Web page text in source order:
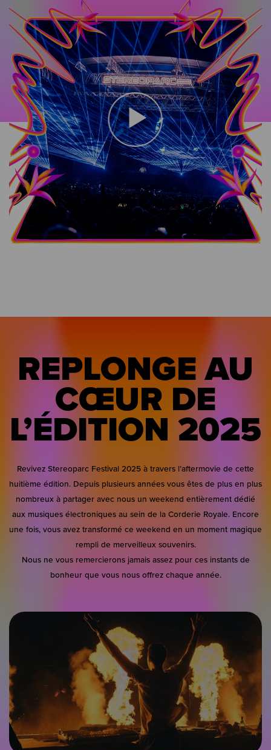
REPLONGE AU
CŒUR DE
L’ÉDITION 2025
Revivez Stereoparc Festival 2025 à travers l’aftermovie de cette
huitième édition. Depuis plusieurs années vous êtes de plus en plus
nombreux à partager avec nous un weekend entièrement dédié
aux musiques électroniques au sein de la Corderie Royale. Encore
une fois, vous avez transformé ce weekend en un moment magique
rempli de merveilleux souvenirs.
Nous ne vous remercierons jamais assez pour ces instants de
bonheur que vous nous offrez chaque année.